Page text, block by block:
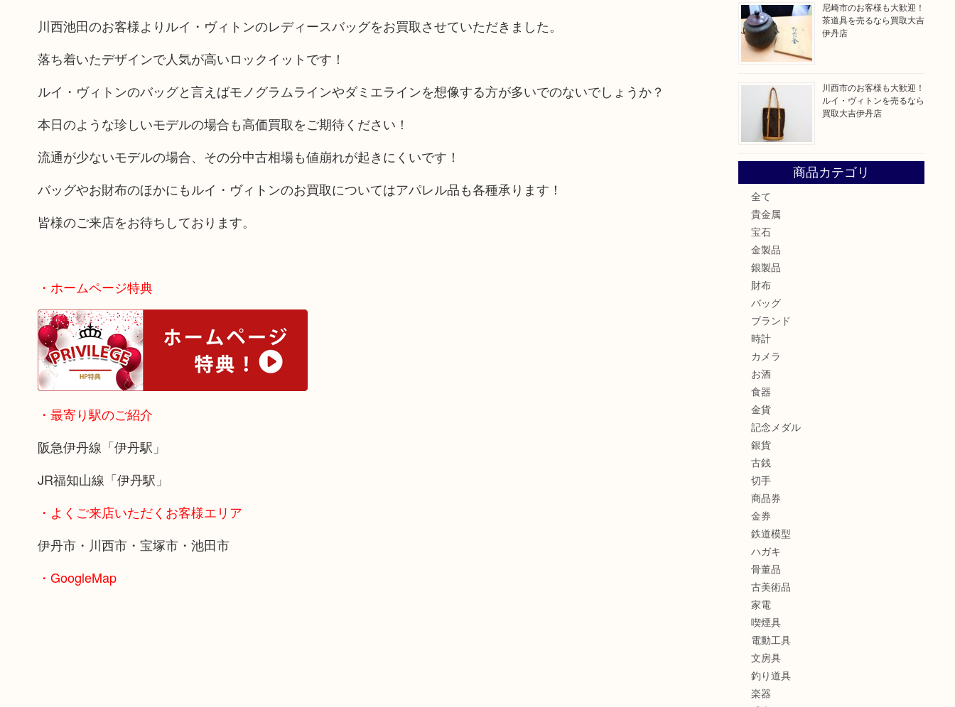
川西池田のお客様よりルイ・ヴィトンのレディースバッグをお買取させていただきました。
落ち着いたデザインで人気が高いロックイットです！
ルイ・ヴィトンのバッグと言えばモノグラムラインやダミエラインを想像する方が多いでのないでしょうか？
本日のような珍しいモデルの場合も高価買取をご期待ください！
流通が少ないモデルの場合、その分中古相場も値崩れが起きにくいです！
バッグやお財布のほかにもルイ・ヴィトンのお買取についてはアパレル品も各種承ります！
皆様のご来店をお待ちしております。
・ホームページ特典
・最寄り駅のご紹介
阪急伊丹線「伊丹駅」
JR福知山線「伊丹駅」
・よくご来店いただくお客様エリア
伊丹市・川西市・宝塚市・池田市
・GoogleMap
尼崎市のお客様も大歓迎！
茶道具を売るなら買取大吉
伊丹店
川西市のお客様も大歓迎！
ルイ・ヴィトンを売るなら
買取大吉伊丹店
商品カテゴリ
全て
貴金属
宝石
金製品
銀製品
財布
バッグ
ブランド
時計
カメラ
お酒
食器
金貨
記念メダル
銀貨
古銭
切手
商品券
金券
鉄道模型
ハガキ
骨董品
古美術品
家電
喫煙具
電動工具
文房具
釣り道具
楽器